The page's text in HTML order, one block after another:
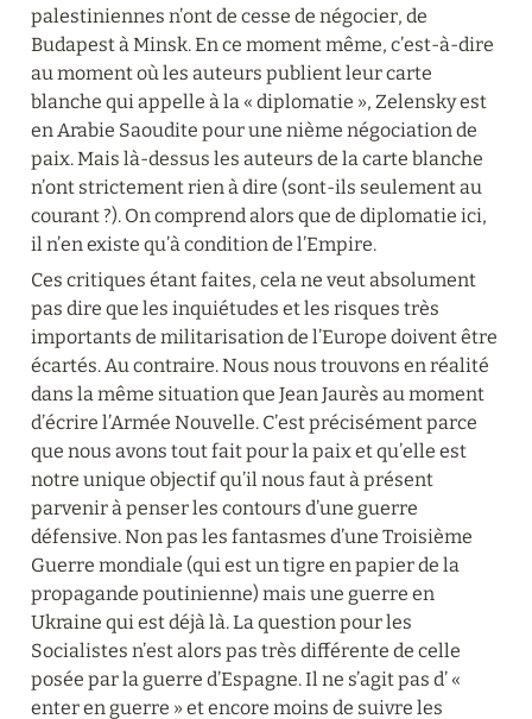
palestiniennes n’ont de cesse de négocier, de
Budapest à Minsk. En ce moment même, c’est-à-dire
au moment où les auteurs publient leur carte
blanche qui appelle à la « diplomatie », Zelensky est
en Arabie Saoudite pour une nième négociation de
paix. Mais là-dessus les auteurs de la carte blanche
n’ont strictement rien à dire (sont-ils seulement au
courant ?). On comprend alors que de diplomatie ici,
il n’en existe qu’à condition de l’Empire.
Ces critiques étant faites, cela ne veut absolument
pas dire que les inquiétudes et les risques très
importants de militarisation de l’Europe doivent être
écartés. Au contraire. Nous nous trouvons en réalité
dans la même situation que Jean Jaurès au moment
d’écrire l’Armée Nouvelle. C’est précisément parce
que nous avons tout fait pour la paix et qu’elle est
notre unique objectif qu’il nous faut à présent
parvenir à penser les contours d’une guerre
défensive. Non pas les fantasmes d’une Troisième
Guerre mondiale (qui est un tigre en papier de la
propagande poutinienne) mais une guerre en
Ukraine qui est déjà là. La question pour les
Socialistes n’est alors pas très différente de celle
posée par la guerre d’Espagne. Il ne s’agit pas d’ «
enter en guerre » et encore moins de suivre les